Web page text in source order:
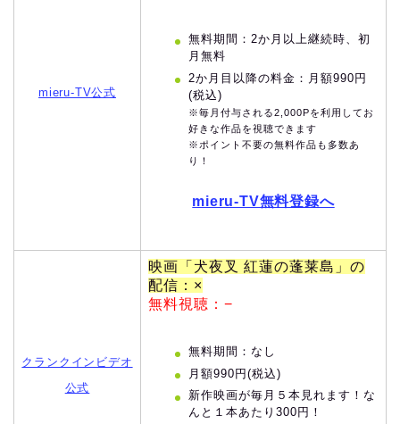
mieru-TV公式
無料期間：2か月以上継続時、初
月無料
2か月目以降の料金：月額990円
(税込)
※毎月付与される2,000Pを利用してお
好きな作品を視聴できます
※ポイント不要の無料作品も多数あ
り！
mieru-TV無料登録へ
クランクインビデオ
公式
映画「犬夜叉 紅蓮の蓬莱島」の
配信：×
無料視聴：−
無料期間：なし
月額990円(税込)
新作映画が毎月５本見れます！な
んと１本あたり300円！